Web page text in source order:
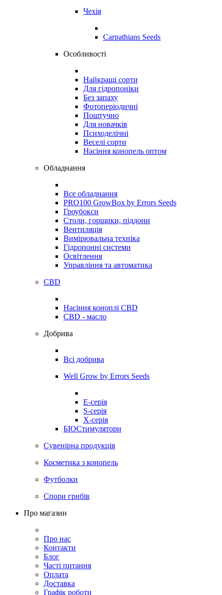
Чехія
Carpathians Seeds
Особливості
Найкращі сорти
Для гідропоніки
Без запаху
Фотоперіодичні
Поштучно
Для новачків
Психоделічні
Веселі сорти
Насіння конопель оптом
Обладнання
Все обладнання
PRO100 GrowBox by Errors Seeds
Гроубокси
Столи, горщики, піддони
Вентиляція
Вимірювальна техніка
Гідропонні системи
Освітлення
Управління та автоматика
CBD
Насіння коноплі CBD
CBD - масло
Добрива
Всі добрива
Well Grow by Errors Seeds
E-серія
S-серія
X-серія
БІОСтимулятори
Сувенірна продукція
Косметика з конопель
Футболки
Спори грибів
Про магазин
Про нас
Контакти
Блог
Часті питання
Оплата
Доставка
Графік роботи